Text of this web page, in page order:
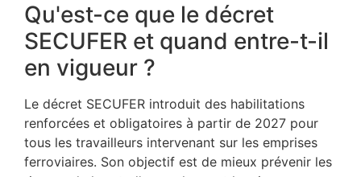
Qu'est-ce que le décret
SECUFER et quand entre-t-il
en vigueur ?
Le décret SECUFER introduit des habilitations
renforcées et obligatoires à partir de 2027 pour
tous les travailleurs intervenant sur les emprises
ferroviaires. Son objectif est de mieux prévenir les